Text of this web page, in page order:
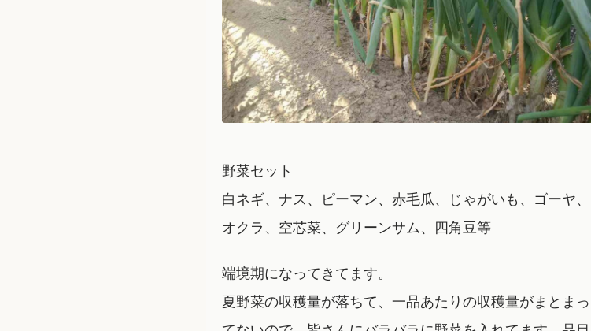
野菜セット
白ネギ、ナス、ピーマン、赤毛瓜、じゃがいも、ゴーヤ、
オクラ、空芯菜、グリーンサム、四角豆等
端境期になってきてます。
夏野菜の収穫量が落ちて、一品あたりの収穫量がまとまっ